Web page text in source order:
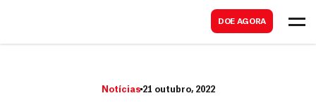
DOE AGORA
Notícias 21 outubro, 2022
a